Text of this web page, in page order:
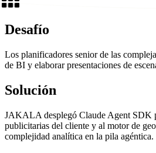
Desafío
Los planificadores senior de las
de BI y elaborar presentaciones de
Solución
JAKALA desplegó Claude Agent SDK
publicitarias del cliente y al motor de
complejidad analítica en la pila agéntica.